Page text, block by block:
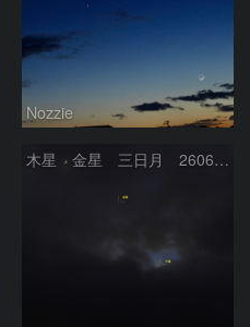
Nozzie
木星 金星 三日月 260618